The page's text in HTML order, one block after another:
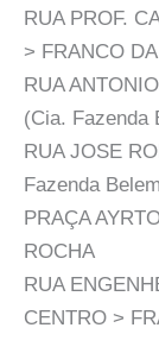
RUA PROF.
> FRANCO
RUA
(Cia. Fazenda
RUA JOSE
Fazenda
PRAÇA
ROCHA
RUA
CENTRO >